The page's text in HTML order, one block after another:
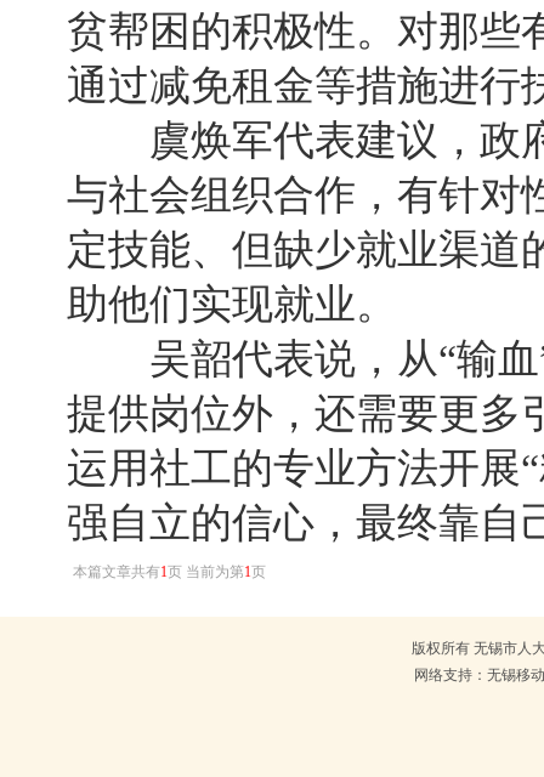
贫帮困的积极性。对那些
通过减免租金等措施进行
虞焕军代表建议，政
与社会组织合作，有针对
定技能、但缺少就业渠道
助他们实现就业。
吴韶代表说，从“输血”
提供岗位外，还需要更多
运用社工的专业方法开展
强自立的信心，最终靠自
本篇文章共有1页 当前为第1页
版权所有 无锡市人
网络支持：无锡移